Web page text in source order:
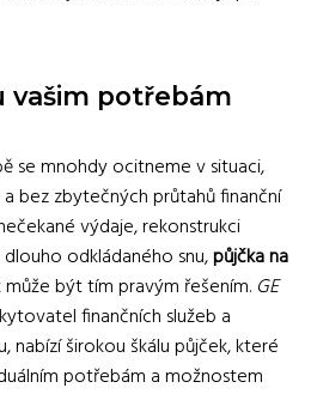
vašim potřebám
se mnohdy ocitneme v situaci,
bez zbytečných průtahů finanční
výdaje, rekonstrukci
odkládaného snu,půjčka na
být tím pravým řešením. GE
finančních služeb a
nabízí širokou škálu půjček, které
potřebám a možnostem